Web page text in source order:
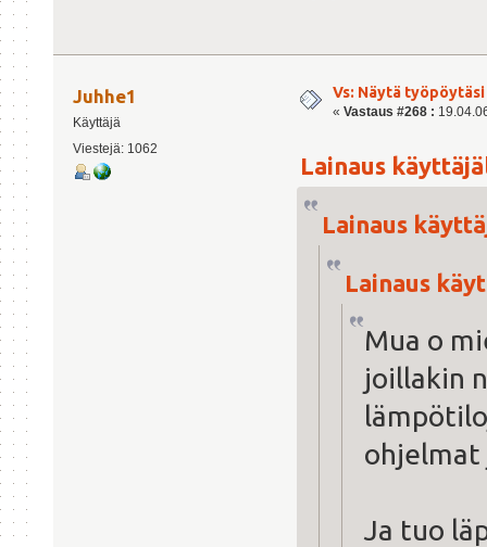
Juhhe1
Käyttäjä
Viestejä: 1062
Vs: Näytä työpöytäsi
« Vastaus #268 :
Lainaus
Lainaus
Lainaus
Mua o
joillakin
ohjelmat
Ja tuo